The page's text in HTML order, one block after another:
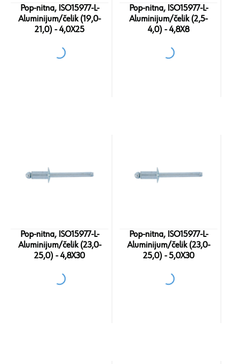
Pop-nitna, ISO15977-L-
Aluminijum/čelik (19,0-
21,0) - 4,0X25
Pop-nitna, ISO15977-L-
Aluminijum/čelik (2,5-
4,0) - 4,8X8
Pop-nitna, ISO15977-L-
Aluminijum/čelik (23,0-
25,0) - 4,8X30
Pop-nitna, ISO15977-L-
Aluminijum/čelik (23,0-
25,0) - 5,0X30